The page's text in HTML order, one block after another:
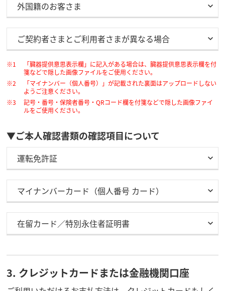
外国籍のお客さま
ご契約者さまとご利用者さまが異なる場合
「臓器提供意思表示欄」に記入がある場合は、臓器提供意思表示欄を付
箋などで隠した画像ファイルをご使用ください。
「マイナンバー（個人番号）」が記載された裏面はアップロードしない
ようご注意ください。
記号・番号・保険者番号・QRコード欄を付箋などで隠した画像ファイ
ルをご使用ください。
▼ご本人確認書類の確認項目について
運転免許証
マイナンバーカード（個人番号 カード）
在留カード／特別永住者証明書
3. クレジットカードまたは金融機関口座